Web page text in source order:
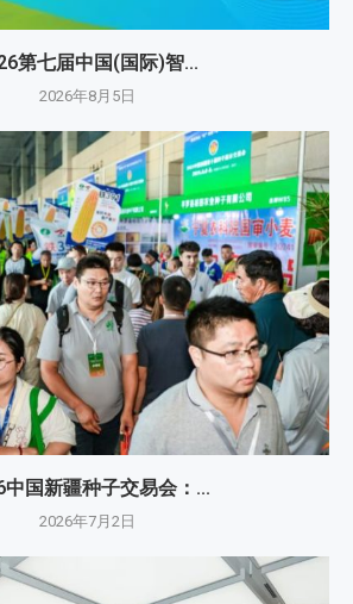
第七届中国(国际)智...
2026年8月5日
中国新疆种子交易会：...
2026年7月2日